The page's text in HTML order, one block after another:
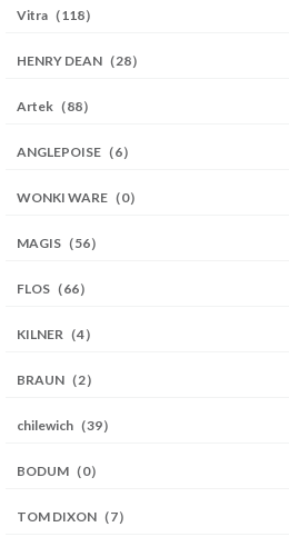
Vitra（118）
HENRY DEAN（28）
Artek（88）
ANGLEPOISE（6）
WONKI WARE（0）
MAGIS（56）
FLOS（66）
KILNER（4）
BRAUN（2）
chilewich（39）
BODUM（0）
TOM DIXON（7）